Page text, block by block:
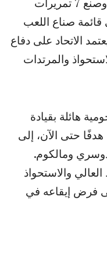
صناع اللعب
يعتمد الاتحاد على دفاع
والمرتدات
هائلة بقيادة
ماركوس ليوناردو، الذي سجل 13 هدفًا حتى الآن، إلى
ومالكوم.
والاستحواذ
فرض إيقاعه في